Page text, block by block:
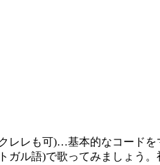
レも可)…基本的なコード
ル語)で歌ってみましょう。